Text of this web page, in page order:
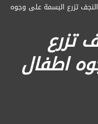
تزرع البسمة على وجوه
تزرع
اطفال